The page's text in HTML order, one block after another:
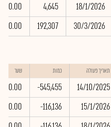
18/1/2026
4,645
0.00
30/3/2026
192,307
0.00
תאריך פעולה כמות שער
14/10/2025
-545,455
0.00
15/1/2026
-116,136
0.00